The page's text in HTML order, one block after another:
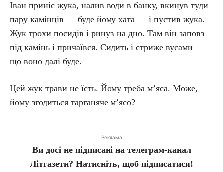
Іван приніс жука, налив води в банку, вкинув туди
пару камінців — буде йому хата — і пустив жука.
Жук трохи посидів і ринув на дно. Там він заповз
під камінь і причаївся. Сидить і стриже вусами —
що воно далі буде.
Цей жук трави не їсть. Йому треба м’яса. Може,
йому згодиться тарганяче м’ясо?
Реклама
Ви досі не підписані на телеграм-канал
Літгазети? Натисніть, щоб підписатися!